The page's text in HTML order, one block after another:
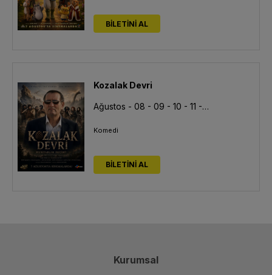
BİLETİNİ AL
Kozalak Devri
Ağustos - 08 - 09 - 10 - 11 - 12 - 13
Komedi
BİLETİNİ AL
Kurumsal